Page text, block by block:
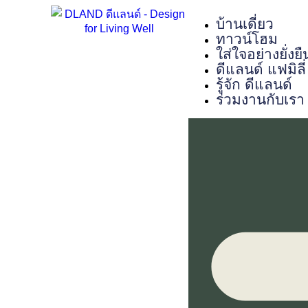
บ้านเดี่ยว
ทาวน์โฮม
ใส่ใจอย่างยั่งยื
ดีแลนด์ แฟมิลี่
รู้จัก ดีแลนด์
ร่วมงานกับเรา